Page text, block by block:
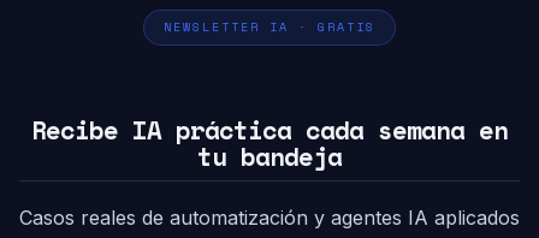
NEWSLETTER IA · GRATIS
Recibe IA práctica cada semana en
tu bandeja
Casos reales de automatización y agentes IA aplicados